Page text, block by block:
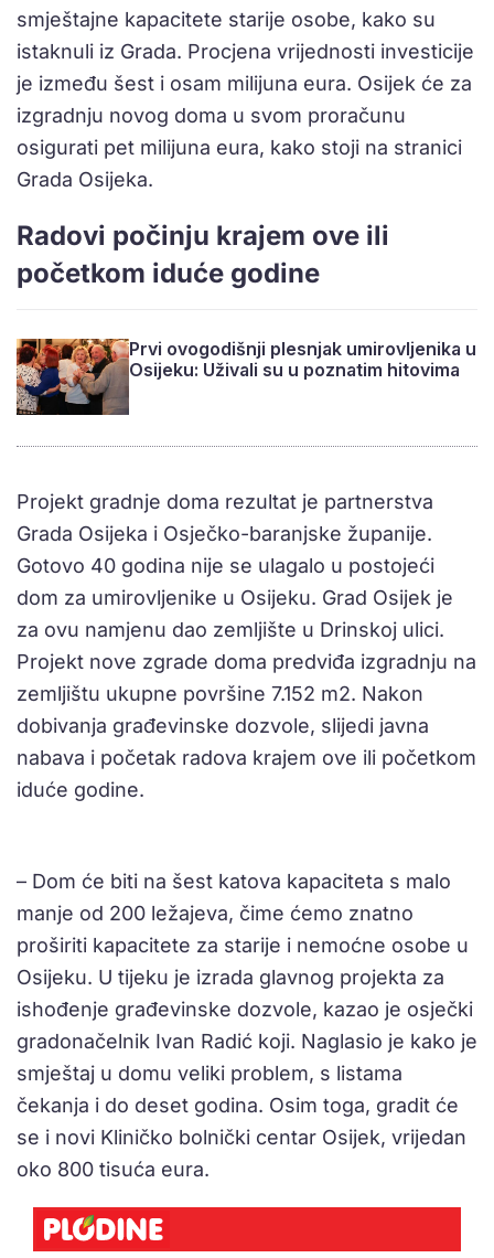
smještajne kapacitete starije osobe, kako su
istaknuli iz Grada. Procjena vrijednosti investicije
je između šest i osam milijuna eura. Osijek će za
izgradnju novog doma u svom proračunu
osigurati pet milijuna eura, kako stoji na stranici
Grada Osijeka.
Radovi počinju krajem ove ili
početkom iduće godine
Prvi ovogodišnji plesnjak umirovljenika u
Osijeku: Uživali su u poznatim hitovima
Projekt gradnje doma rezultat je partnerstva
Grada Osijeka i Osječko-baranjske županije.
Gotovo 40 godina nije se ulagalo u postojeći
dom za umirovljenike u Osijeku. Grad Osijek je
za ovu namjenu dao zemljište u Drinskoj ulici.
Projekt nove zgrade doma predviđa izgradnju na
zemljištu ukupne površine 7.152 m2. Nakon
dobivanja građevinske dozvole, slijedi javna
nabava i početak radova krajem ove ili početkom
iduće godine.
– Dom će biti na šest katova kapaciteta s malo
manje od 200 ležajeva, čime ćemo znatno
proširiti kapacitete za starije i nemoćne osobe u
Osijeku. U tijeku je izrada glavnog projekta za
ishođenje građevinske dozvole, kazao je osječki
gradonačelnik Ivan Radić koji. Naglasio je kako je
smještaj u domu veliki problem, s listama
čekanja i do deset godina. Osim toga, gradit će
se i novi Kliničko bolnički centar Osijek, vrijedan
oko 800 tisuća eura.